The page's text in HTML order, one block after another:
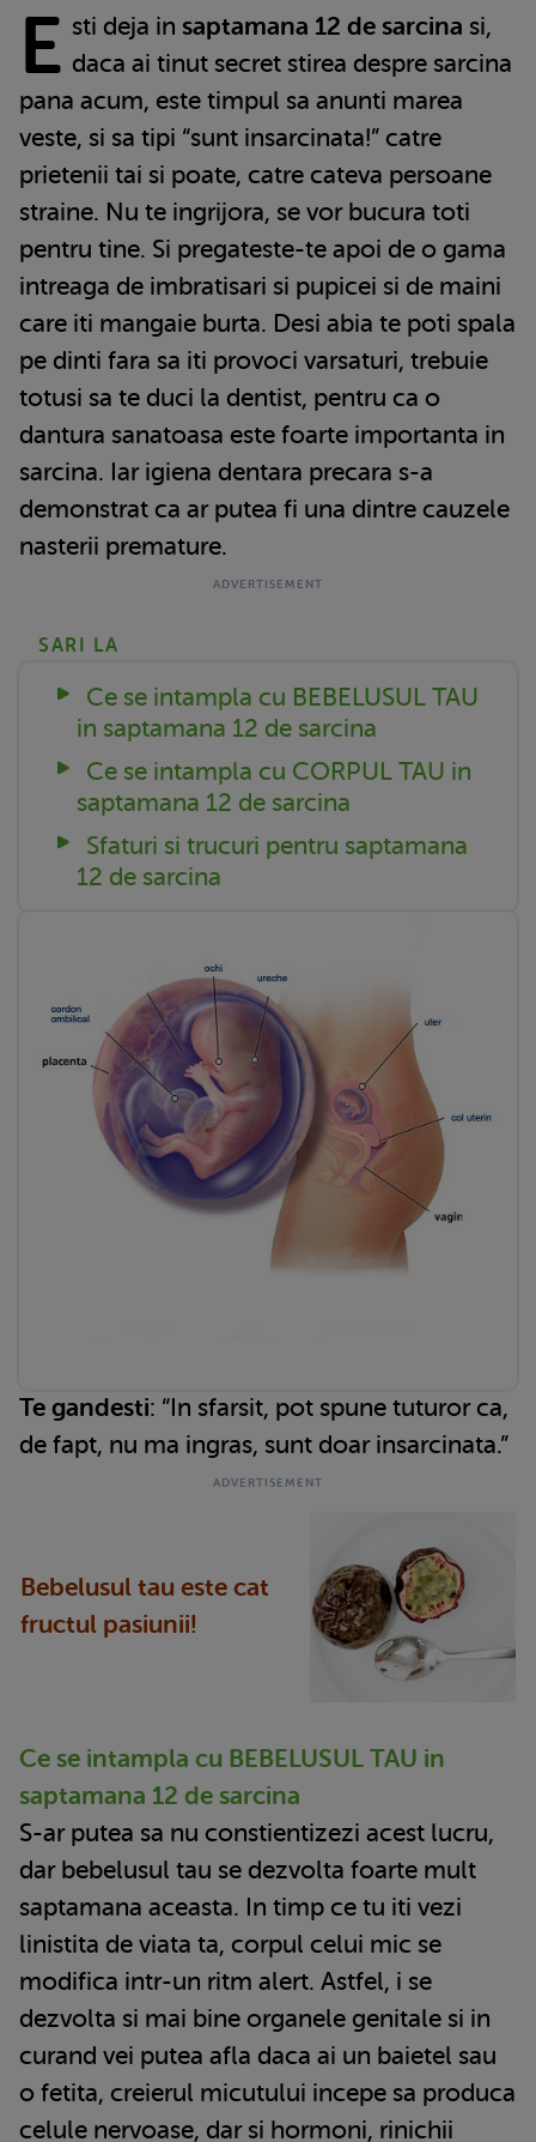
E sti deja in saptamana 12 de sarcina si,
daca ai tinut secret stirea despre sarcina
pana acum, este timpul sa anunti marea
veste, si sa tipi “sunt insarcinata!” catre
prietenii tai si poate, catre cateva persoane
straine. Nu te ingrijora, se vor bucura toti
pentru tine. Si pregateste-te apoi de o gama
intreaga de imbratisari si pupicei si de maini
care iti mangaie burta. Desi abia te poti spala
pe dinti fara sa iti provoci varsaturi, trebuie
totusi sa te duci la dentist, pentru ca o
dantura sanatoasa este foarte importanta in
sarcina. Iar igiena dentara precara s-a
demonstrat ca ar putea fi una dintre cauzele
nasterii premature.
SARI LA
Ce se intampla cu BEBELUSUL TAU
in saptamana 12 de sarcina
Ce se intampla cu CORPUL TAU in
saptamana 12 de sarcina
Sfaturi si trucuri pentru saptamana
12 de sarcina
Te gandesti: “In sfarsit, pot spune tuturor ca,
de fapt, nu ma ingras, sunt doar insarcinata.”
Bebelusul tau este cat
fructul pasiunii!
Ce se intampla cu BEBELUSUL TAU in
saptamana 12 de sarcina
S-ar putea sa nu constientizezi acest lucru,
dar bebelusul tau se dezvolta foarte mult
saptamana aceasta. In timp ce tu iti vezi
linistita de viata ta, corpul celui mic se
modifica intr-un ritm alert. Astfel, i se
dezvolta si mai bine organele genitale si in
curand vei putea afla daca ai un baietel sau
o fetita, creierul micutului incepe sa produca
celule nervoase, dar si hormoni, rinichii